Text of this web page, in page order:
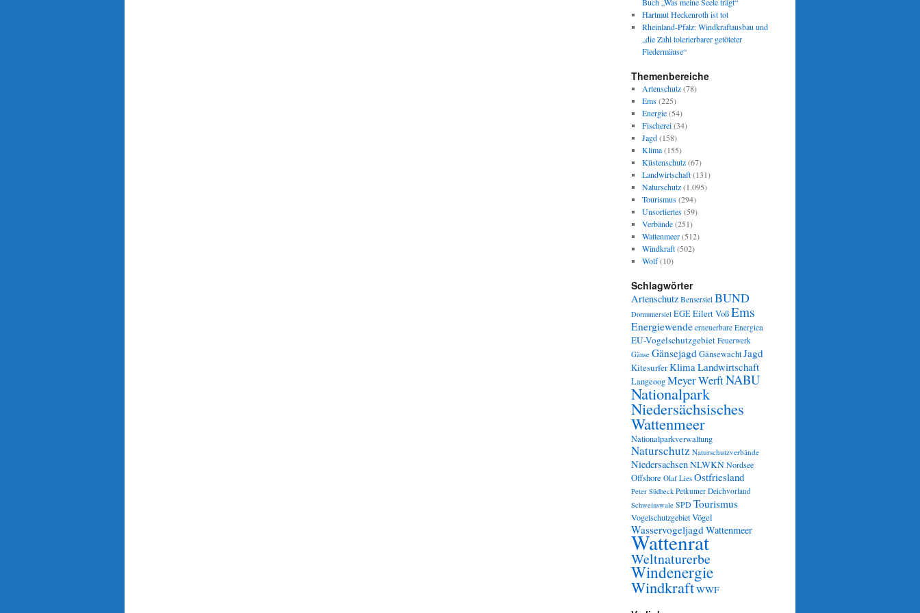
Hartmut Heckenroth ist tot
Rheinland-Pfalz: Windkraftausbau und
„die Zahl tolerierbarer getöteter
Fledermäuse“
Themenbereiche
Artenschutz(78)
Ems(225)
Energie(54)
Fischerei(34)
Jagd(158)
Klima(155)
Küstenschutz(67)
Landwirtschaft(131)
Naturschutz(1.095)
Tourismus(294)
Unsortiertes(59)
Verbände(251)
Wattenmeer(512)
Windkraft(502)
Wolf(10)
Schlagwörter
Artenschutz Bensersiel BUND
Dornumersiel EGEEilert VoßEms
Energiewende erneuerbare Energien
EU-Vogelschutzgebiet Feuerwerk
Gänse GänsejagdGänsewachtJagd
KitesurferKlimaLandwirtschaft
LangeoogMeyer WerftNABU
Nationalpark
Niedersächsisches
Wattenmeer
Nationalparkverwaltung
Naturschutz Naturschutzverbände
NiedersachsenNLWKNNordsee
Offshore Olaf Lies Ostfriesland
Peter Südbeck Petkumer Deichvorland
Schweinswale SPDTourismus
VogelschutzgebietVögel
WasservogeljagdWattenmeer
Wattenrat
Weltnaturerbe
Windenergie
WindkraftWWF